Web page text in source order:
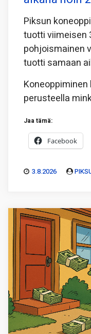
Piksun
tuotti viimeisen
pohjoismainen
tuotti samaan
perusteella
Jaa tämä:
Facebook
3.8.2026